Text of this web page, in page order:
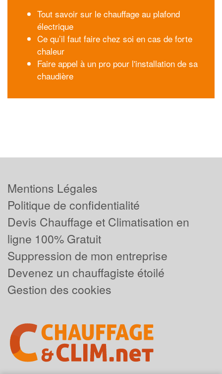
Tout savoir sur le chauffage au plafond
électrique
Ce qu’il faut faire chez soi en cas de forte
chaleur
Faire appel à un pro pour l'installation de sa
chaudière
Mentions Légales
Politique de confidentialité
Devis Chauffage et Climatisation en
ligne 100% Gratuit
Suppression de mon entreprise
Devenez un chauffagiste étoilé
Gestion des cookies